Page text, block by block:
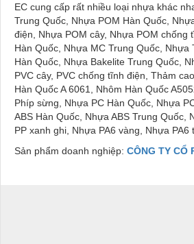
EC cung cấp rất nhiều loại nhựa khác
Trung Quốc, Nhựa POM Hàn Quốc,
điện, Nhựa POM cây, Nhựa POM chống
Hàn Quốc, Nhựa MC Trung Quốc, Nhựa
Hàn Quốc, Nhựa Bakelite Trung Quốc,
PVC cây, PVC chống tĩnh điện, Thảm
Hàn Quốc A 6061, Nhôm Hàn Quốc
Phíp sừng, Nhựa PC Hàn Quốc, Nhựa
ABS Hàn Quốc, Nhựa ABS Trung Quốc,
PP xanh ghi, Nhựa PA6 vàng, Nhựa
Sản phẩm doanh nghiệp: CÔNG TY CỔ